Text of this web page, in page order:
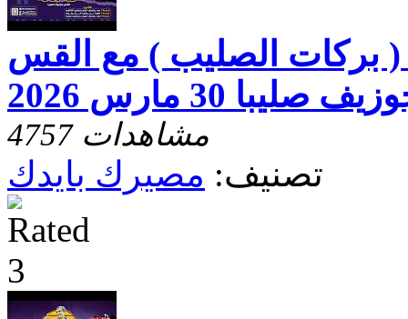
بركات الصليب ) مع القس
صليبا 30 مارس 2026
4757 مشاهدات
تصنيف: مصيرك بايدك